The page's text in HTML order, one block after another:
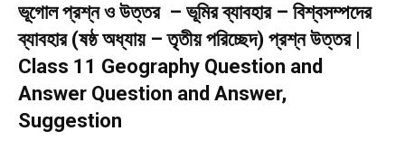
ভূগোল প্রশ্ন ও উত্তর – ভূমির ব্যাবহার – বিশ্বসম্পদের
ব্যাবহার (ষষ্ঠ অধ্যায় – তৃতীয় পরিচ্ছেদ) প্রশ্ন উত্তর |
Class 11 Geography Question and
Answer Question and Answer,
Suggestion